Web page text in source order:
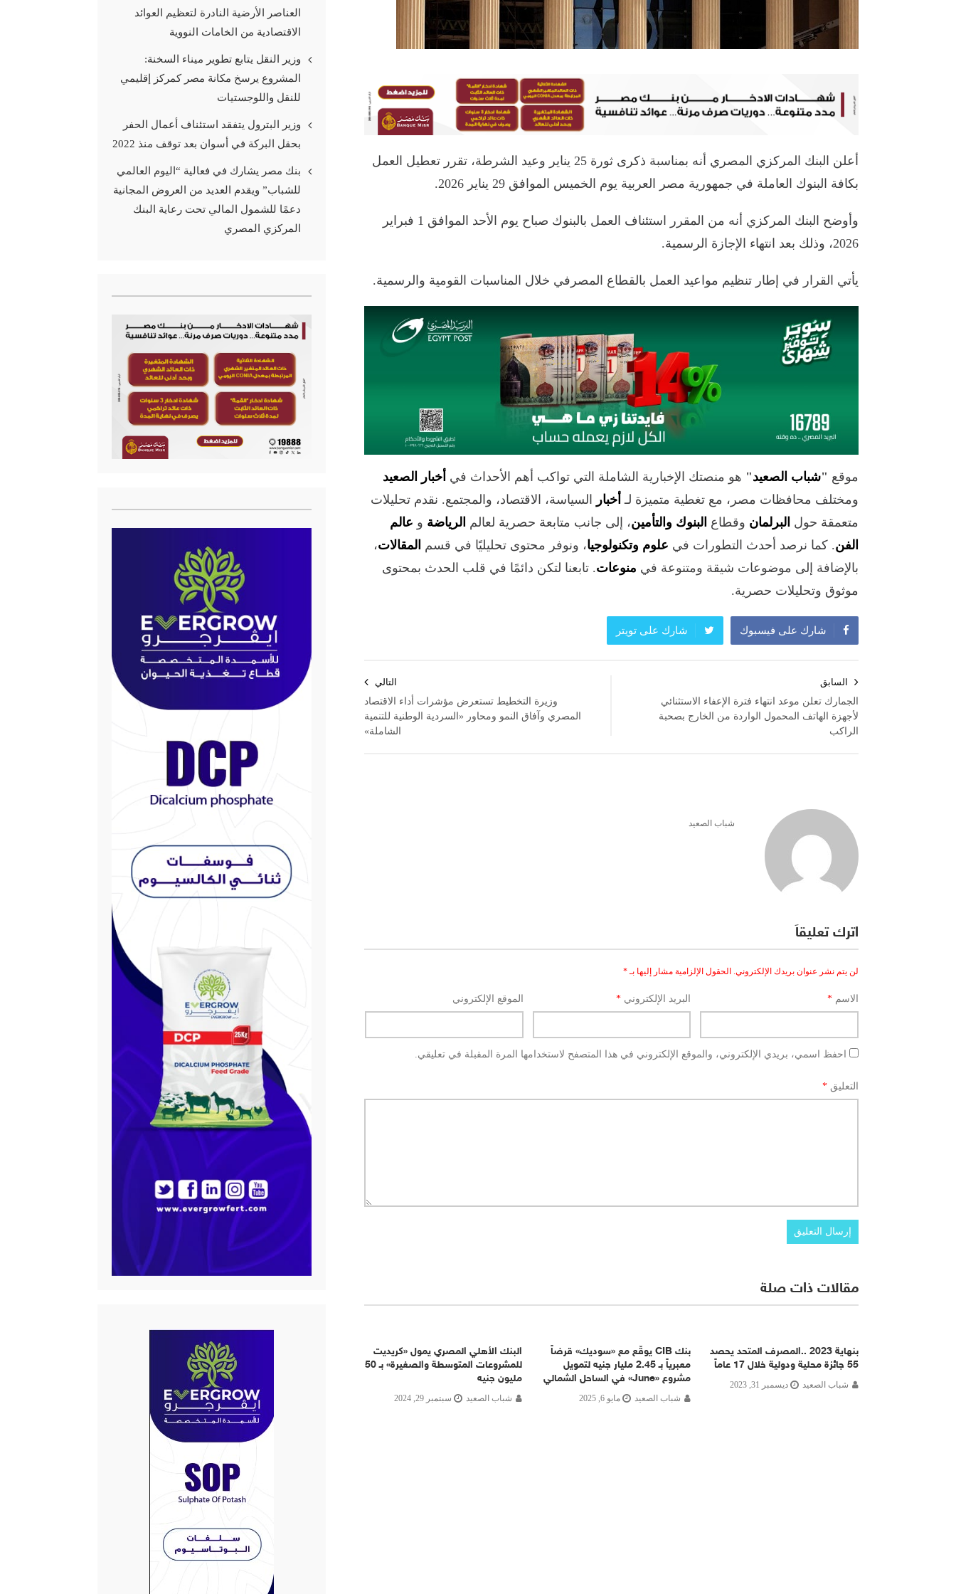
أعلن البنك المركزي المصري أنه بمناسبة ذكرى ثورة 25 يناير وعيد الشرطة، تقرر تعطيل العمل
بكافة البنوك العاملة في جمهورية مصر العربية يوم الخميس الموافق 29 يناير 2026.
وأوضح البنك المركزي أنه من المقرر استئناف العمل بالبنوك صباح يوم الأحد الموافق 1 فبراير
2026، وذلك بعد انتهاء الإجازة الرسمية.
يأتي القرار في إطار تنظيم مواعيد العمل بالقطاع المصرفي خلال المناسبات القومية والرسمية.
موقع "شباب الصعيد" هو منصتك الإخبارية الشاملة التي تواكب أهم الأحداث في أخبار الصعيد
ومختلف محافظات مصر، مع تغطية متميزة لـ أخبار السياسة، الاقتصاد، والمجتمع. نقدم تحليلات
متعمقة حول البرلمان وقطاع البنوك والتأمين، إلى جانب متابعة حصرية لعالم الرياضة و عالم
الفن. كما نرصد أحدث التطورات في علوم وتكنولوجيا، ونوفر محتوى تحليليًا في قسم المقالات،
بالإضافة إلى موضوعات شيقة ومتنوعة في منوعات. تابعنا لتكن دائمًا في قلب الحدث بمحتوى
موثوق وتحليلات حصرية.
شارك على فيسبوك شارك على تويتر
المقالات
السابق
الجمارك تعلن موعد انتهاء فترة الإعفاء الاستثنائي
لأجهزة الهاتف المحمول الواردة من الخارج بصحبة
الراكب
التالي
وزيرة التخطيط تستعرض مؤشرات أداء الاقتصاد
المصري وآفاق النمو ومحاور «السردية الوطنية للتنمية
الشاملة»
شباب الصعيد
اترك تعليقاً
لن يتم نشر عنوان بريدك الإلكتروني. الحقول الإلزامية مشار إليها بـ*
الاسم * البريد الإلكتروني * الموقع الإلكتروني
احفظ اسمي، بريدي الإلكتروني، والموقع الإلكتروني في هذا المتصفح لاستخدامها المرة المقبلة في تعليقي.
التعليق *
مقالات ذات صلة
بنهاية 2023 ..المصرف المتحد يحصد
55 جائزة محلية ودولية خلال 17 عاماً
شباب الصعيد ديسمبر 31, 2023
بنك CIB يوقّع مع «سوديك» قرضاً
معبرياً بـ 2.45 مليار جنيه لتمويل
مشروع «June» في الساحل الشمالي
شباب الصعيد مايو 6, 2025
البنك الأهلي المصري يمول «كريديت
للمشروعات المتوسطة والصغيرة» بـ 50
مليون جنيه
شباب الصعيد سبتمبر 29, 2024
العناصر الأرضية النادرة لتعظيم العوائد
الاقتصادية من الخامات النووية
وزير النقل يتابع تطوير ميناء السخنة:
المشروع يرسخ مكانة مصر كمركز إقليمي
للنقل واللوجستيات
وزير البترول يتفقد استئناف أعمال الحفر
بحقل البركة في أسوان بعد توقف منذ 2022
بنك مصر يشارك في فعالية “اليوم العالمي
للشباب” ويقدم العديد من العروض المجانية
دعمًا للشمول المالي تحت رعاية البنك
المركزي المصري